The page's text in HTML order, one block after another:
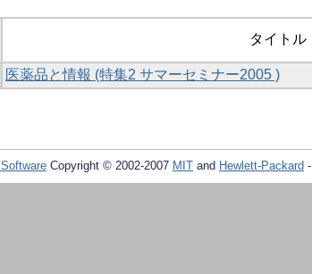
タイトル
医薬品と情報 (特集2 サマーセミナー2005 )
Copyright © 2002-2007 MIT and Hewlett-Packard -